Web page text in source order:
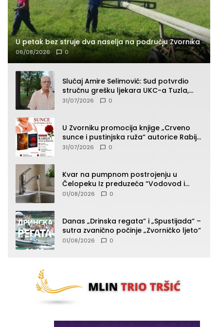
U petak bez struje dva naselja na području Zvornika
06/08/2026 0
Slučaj Amire Selimović: Sud potvrdio
stručnu grešku ljekara UKC-a Tuzla,
presudan dokaz ostala obdukcija
31/07/2026 0
U Zvorniku promocija knjige „Crveno
sunce i pustinjska ruža“ autorice Rabije
Avdić-Hamidović
31/07/2026 0
Kvar na pumpnom postrojenju u
Čelopeku Iz preduzeća “Vodovod i
komunalije”
01/08/2026 0
Danas „Drinska regata“ i „Spustijada“ –
sutra zvanično počinje „Zvorničko ljeto“
01/08/2026 0